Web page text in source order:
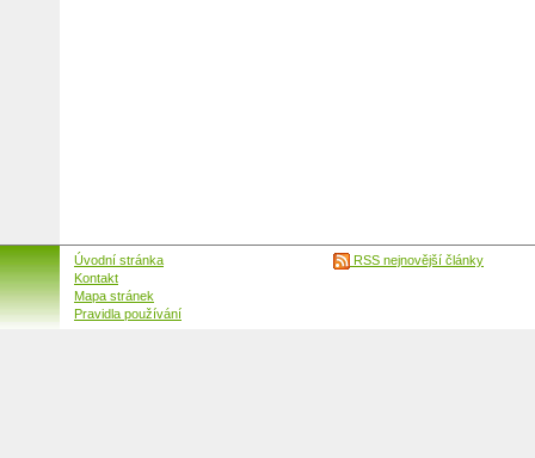
Úvodní stránka
Kontakt
Mapa stránek
Pravidla používání
RSS nejnovější články